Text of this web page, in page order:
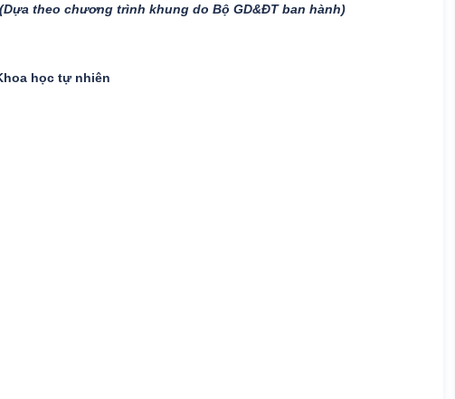
(Dựa theo chương trình khung do Bộ GD&ĐT ban hành)
học tự nhiên